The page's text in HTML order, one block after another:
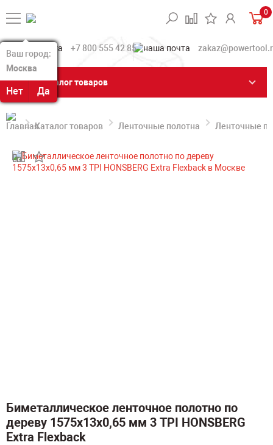
Ваш город:
Москва
Нет Да
Ваш город:
Москва
Нет Да
0
+7 800 555 42 85
Каталог товаров
Каталог товаров Ленточные полотна Ленточные
Биметаллическое ленточное полотно по
дереву 1575х13х0,65 мм 3 TPI HONSBERG
Extra Flexback